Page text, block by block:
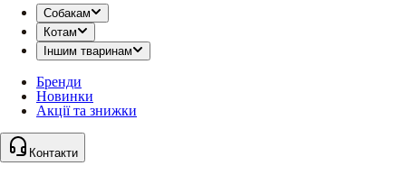
Собакам
Котам
Іншим тваринам
Бренди
Новинки
Акції та знижки
Контакти